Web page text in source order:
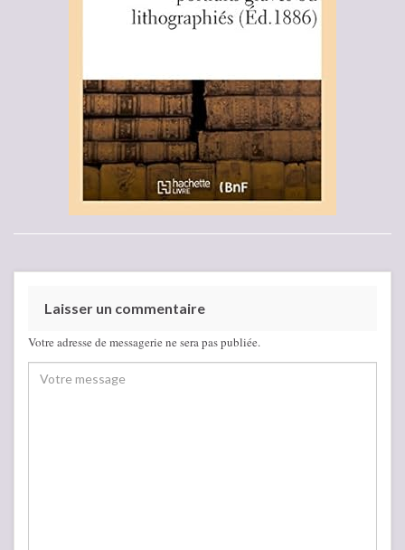
Laisser un commentaire
Votre adresse de messagerie ne sera pas publiée.